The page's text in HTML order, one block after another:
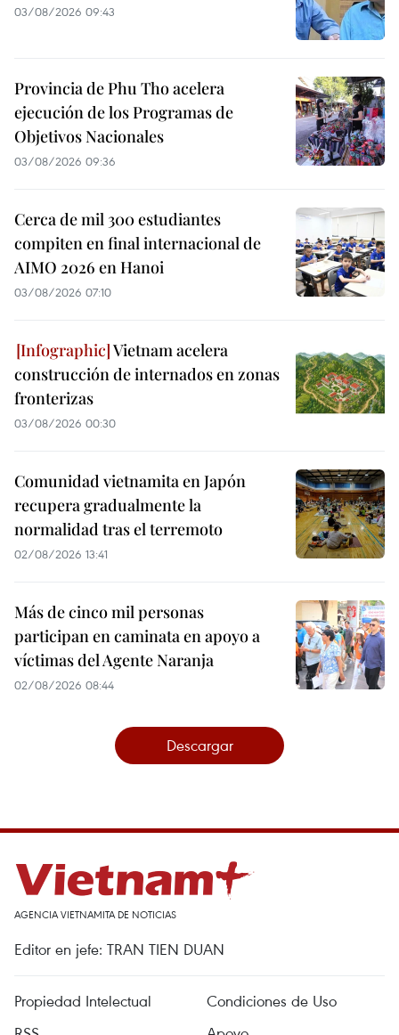
03/08/2026 09:43
Provincia de Phu Tho acelera
ejecución de los Programas de
Objetivos Nacionales
03/08/2026 09:36
Cerca de mil 300 estudiantes
compiten en final internacional de
AIMO 2026 en Hanoi
03/08/2026 07:10
Vietnam acelera
construcción de internados en zonas
fronterizas
03/08/2026 00:30
Comunidad vietnamita en Japón
recupera gradualmente la
normalidad tras el terremoto
02/08/2026 13:41
Más de cinco mil personas
participan en caminata en apoyo a
víctimas del Agente Naranja
02/08/2026 08:44
Descargar
AGENCIA VIETNAMITA DE NOTICIAS
Editor en jefe: TRAN TIEN DUAN
Propiedad Intelectual
Condiciones de Uso